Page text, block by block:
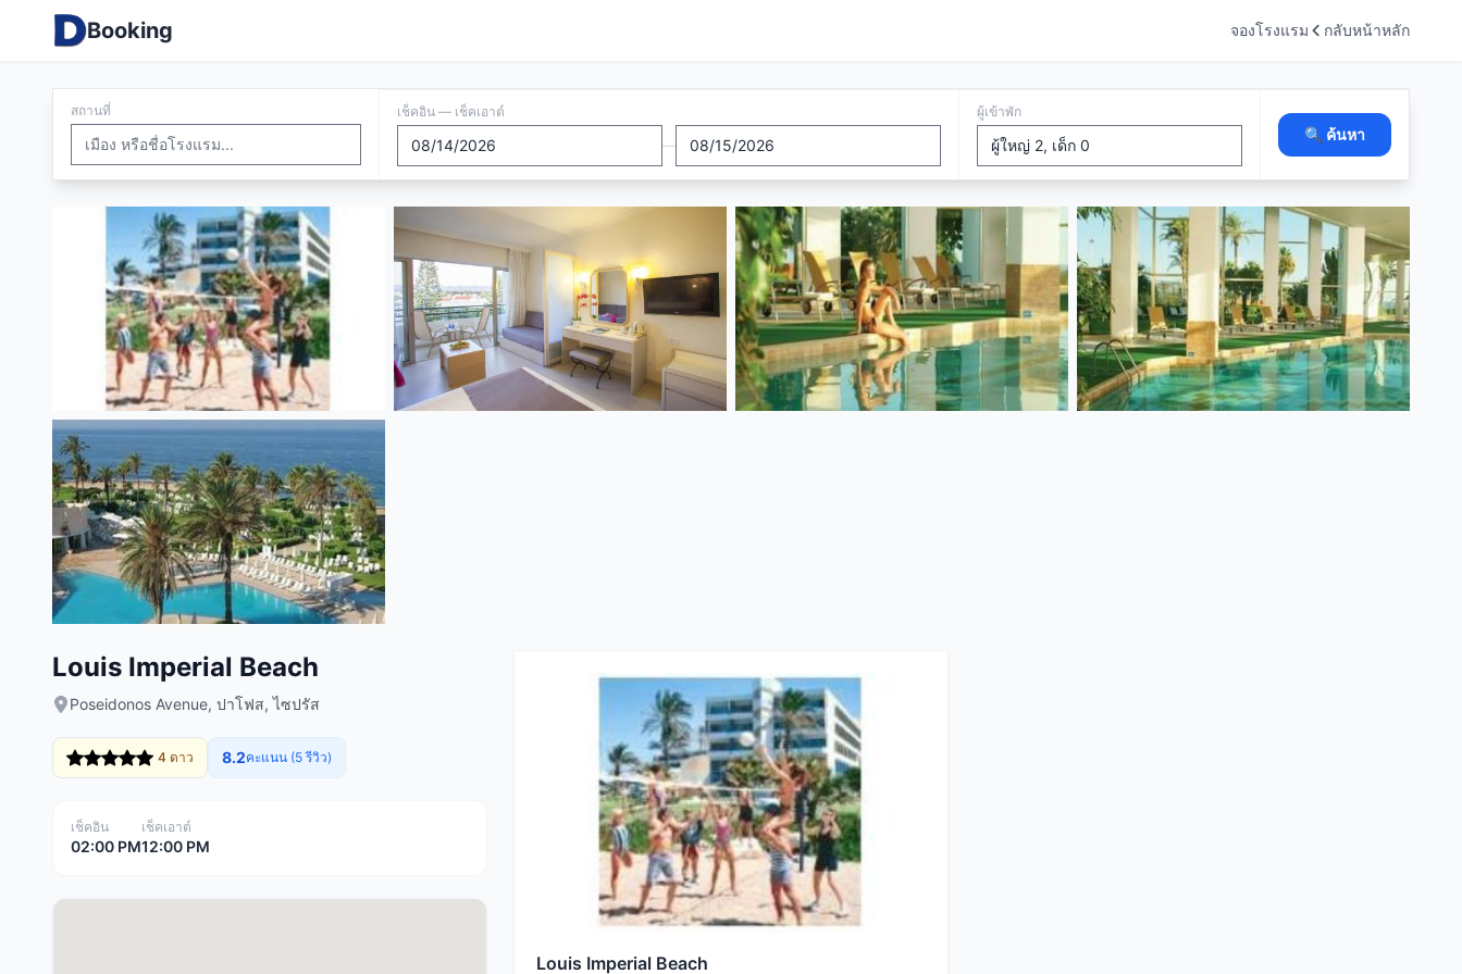
Booking จองโรงแรม กลับหน้าหลัก
สถานที่ เช็คอิน — เช็คเอาต์
—
ผู้เข้าพัก
🔍 ค้นหา
Louis Imperial Beach
Poseidonos Avenue, ปาโฟส, ไซปรัส
4 ดาว 8.2คะแนน (5 รีวิว)
เช็คอิน
02:00 PM
เช็คเอาต์
12:00 PM
Louis Imperial Beach